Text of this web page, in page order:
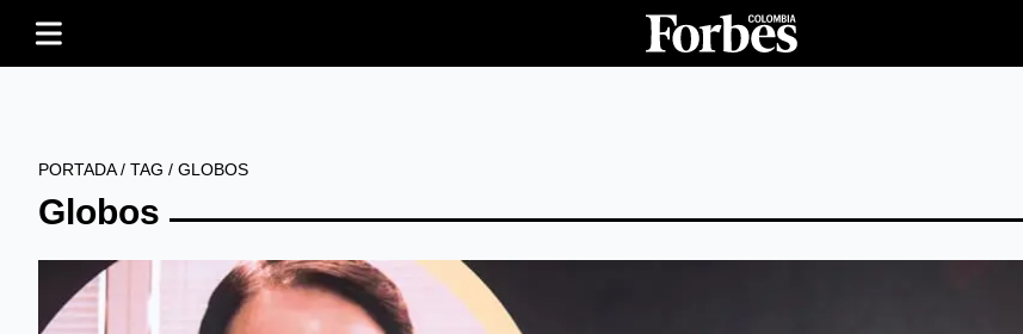
PORTADA/ TAG / GLOBOS
Globos